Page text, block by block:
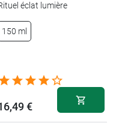
lemasque
Glow
éclat lumière
150 ml
€